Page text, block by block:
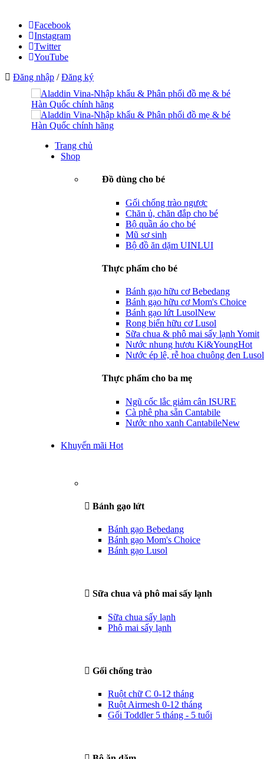
Facebook
Instagram
Twitter
YouTube
Đăng nhập /Đăng ký
Trang chủ
Shop
Đồ dùng cho bé
Gối chống trào ngược
Chăn ủ, chăn đắp cho bé
Bộ quần áo cho bé
Mũ sơ sinh
Bộ đồ ăn dặm UINLUI
Thực phẩm cho bé
Bánh gạo hữu cơ Bebedang
Bánh gạo hữu cơ Mom's Choice
Bánh gạo lứt LusolNew
Rong biển hữu cơ Lusol
Sữa chua & phô mai sấy lạnh Yomit
Nước nhung hươu Ki&YoungHot
Nước ép lê, rễ hoa chuông đen Lusol
Thực phẩm cho ba mẹ
Ngũ cốc lắc giảm cân ISURE
Cà phê pha sẵn Cantabile
Nước nho xanh CantabileNew
Khuyến mãi Hot
Bánh gạo lứt
Bánh gạo Bebedang
Bánh gạo Mom's Choice
Bánh gạo Lusol
Sữa chua và phô mai sấy lạnh
Sữa chua sấy lạnh
Phô mai sấy lạnh
Gối chống trào
Ruột chữ C 0-12 tháng
Ruột Airmesh 0-12 tháng
Gối Toddler 5 tháng - 5 tuổi